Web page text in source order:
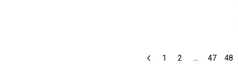
1 2 ... 47 48